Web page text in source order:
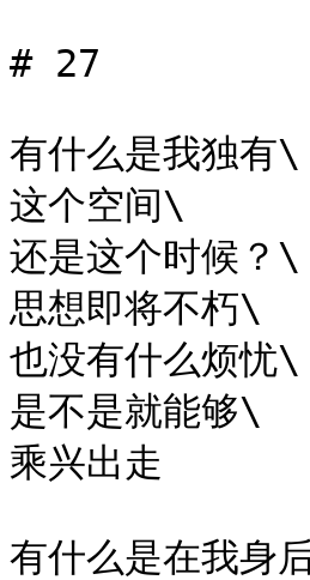
# 27
有什么是我独有\
这个空间\
还是这个时候？\
思想即将不朽\
也没有什么烦忧\
是不是就能够\
乘兴出走
有什么是在我身